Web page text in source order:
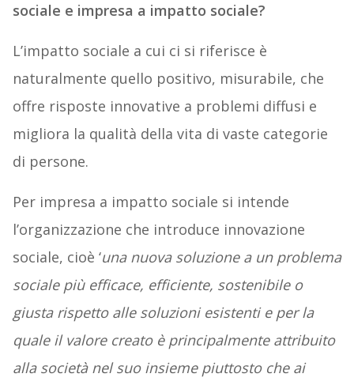
sociale e impresa a impatto sociale?
L’impatto sociale a cui ci si riferisce è
naturalmente quello positivo, misurabile, che
offre risposte innovative a problemi diffusi e
migliora la qualità della vita di vaste categorie
di persone.
Per impresa a impatto sociale si intende
l’organizzazione che introduce innovazione
sociale, cioè ‘una nuova soluzione a un problema
sociale più efficace, efficiente, sostenibile o
giusta rispetto alle soluzioni esistenti e per la
quale il valore creato è principalmente attribuito
alla società nel suo insieme piuttosto che ai